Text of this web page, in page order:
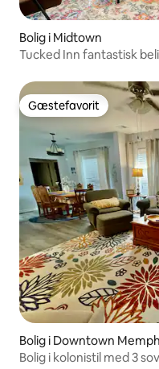
Bolig i Midtown
Tucked Inn fantastisk
Gæstefavorit
Gæstefavorit
Bolig i Downtown
Bolig i kolonistil med 3